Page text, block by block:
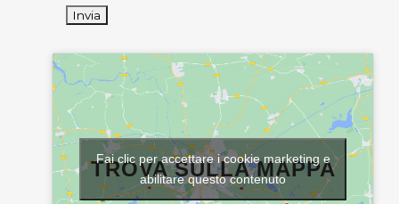
TROVA SULLA MAPPA
Fai clic per accettare i cookie marketing e
abilitare questo contenuto